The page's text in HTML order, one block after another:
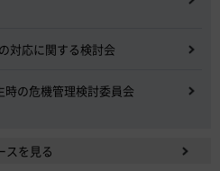
対応に関する検討会
時の危機管理検討委員会
スを見る